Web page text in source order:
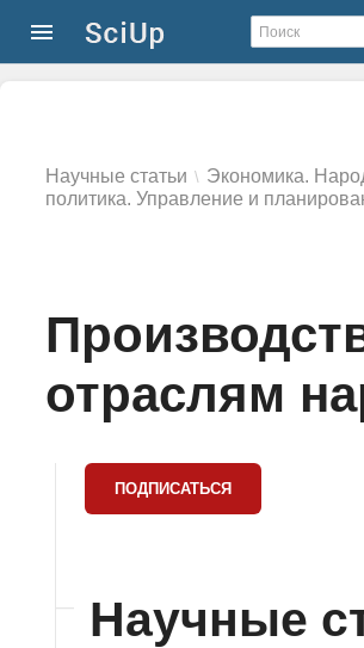
Научные статьи \ Экономика.
политика. Управление и
отраслям
Научные